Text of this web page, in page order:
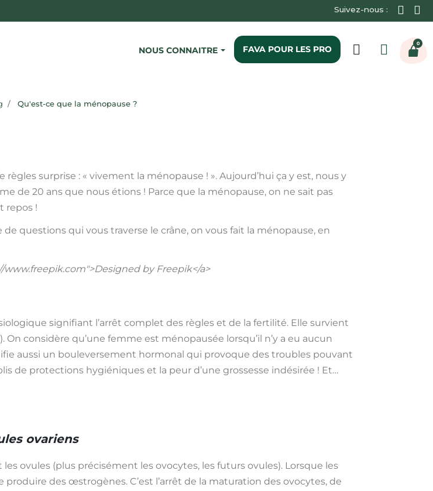
Suivez-nous :
BIO
NOUS CONNAITRE FAVA POUR LES PRO
0
Qu'est-ce que la ménopause ?
surprise : « vivement la ménopause ! ». Aujourd’hui ça y est, nous y
de 20 ans que nous étions ! Parce que la ménopause, on ne sait pas
repos !
questions qui vous traverse le crâne, on vous fait la ménopause, en
www.freepik.com">Designed by Freepik</a>
signifiant l’arrêt complet des règles et de la fertilité. Elle survient
considère qu’une femme est ménopausée lorsqu’il n’y a eu aucun
aussi un bouleversement hormonal qui provoque des troubles pouvant
de protections hygiéniques et la peur d’une grossesse indésirée ! Et…
ovariens
ovules (plus précisément les ovocytes, les futurs ovules). Lorsque les
des œstrogènes. C’est l’arrêt de la maturation des ovocytes, de